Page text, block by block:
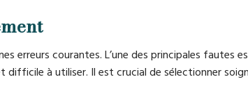
erreurs courantes. L’une des principales fautes
à utiliser. Il est crucial de sélectionner